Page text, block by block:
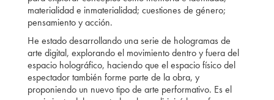
materialidad e inmaterialidad; cuestiones de género;
pensamiento y acción.
He estado desarrollando una serie de hologramas de
arte digital, explorando el movimiento dentro y fuera del
espacio holográfico, haciendo que el espacio físico del
espectador también forme parte de la obra, y
proponiendo un nuevo tipo de arte performativo. Es el